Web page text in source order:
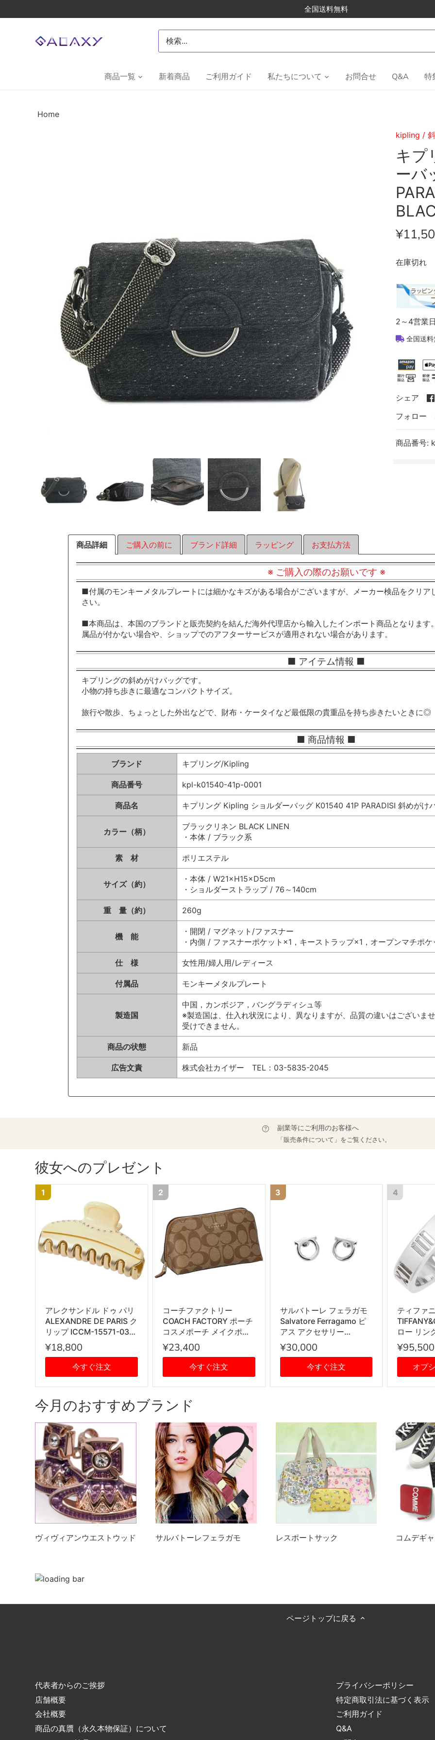
to
全国送料無料
商品一覧 新着商品 ご利用ガイド 私たちについて お問合せ Q&A 特
Home
kipling /
キプ
ーバ
在庫切れ
2～4営業
全国送
シェア
フォロー
商品番号:
商品詳細 ご購入の前に ブランド詳細 ラッピング お支払方法
※ ご購入の際のお願いです ※
■付属のモンキーメタルプレートには細かなキズがある場合がございますが、メーカー検品をクリア
さい。
■本商品は、本国のブランドと販売契約を結んだ海外代理店から輸入したインポート商品となります
属品が付かない場合や、ショップでのアフターサービスが適用されない場合があります。
■ アイテム情報 ■
キプリングの斜めがけバッグです。
小物の持ち歩きに最適なコンパクトサイズ。
旅行や散歩、ちょっとした外出などで、財布・ケータイなど最低限の貴重品を持ち歩きたいときに◎
■ 商品情報 ■
ブランド キプリング/Kipling
商品番号 kpl-k01540-41p-0001
商品名 キプリング Kipling ショルダーバッグ K01540 41P PARADISI 斜めがけ
カラー（柄）
ブラックリネン BLACK LINEN
・本体 / ブラック系
素 材 ポリエステル
サイズ（約）
・本体 / W21×H15×D5cm
・ショルダーストラップ / 76～140cm
重 量（約） 260g
機 能
・開閉 / マグネット/ファスナー
・内側 / ファスナーポケット×1，キーストラップ×1，オープンマチポケ
仕 様 女性用/婦人用/レディース
付属品 モンキーメタルプレート
製造国
中国，カンボジア，バングラディシュ等
※製造国は、仕入れ状況により、異なりますが、品質の違いはございま
受けできません。
商品の状態 新品
広告文責 株式会社カイザー TEL：03-5835-2045
副業等にご利用のお客様へ
「販売条件について」をご覧ください。
彼女へのプレゼント
1
アレクサンドル ドゥ パリ
ALEXANDRE DE PARIS ク
リップ ICCM-15571-03
IVO I1 PINCES VENDOME
ヴァンドーム Mサイズ ス
ワロフスキークリスタル
髪留め レディース アイボ
リー系
¥18,800
今すぐ注文
2
コーチファクトリー
COACH FACTORY ポーチ
コスメポーチ メイクポー
チ 53385 IMBDX レディ
ース ブラウン系
¥23,400
今すぐ注文
3
サルバトーレ フェラガモ
Salvatore Ferragamo ピ
アス アクセサリー
760119 696430 STUD
GANCIO DIA12 ガンチー
ニ PALLADIOLUC シルバ
ー
¥30,000
今すぐ注文
4
ティファ
ロー リン
輪
¥95,500
オプ
今月のおすすめブランド
ヴィヴィアンウエストウッド サルバトーレフェラガモ レスポートサック コムデギ
ページトップに戻る
代表者からのご挨拶
店舗概要
会社概要
商品の真贋（永久本物保証）について
プライバシーポリシー
特定商取引法に基づく表示
ご利用ガイド
Q&A